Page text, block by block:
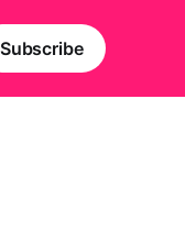
Subscribe